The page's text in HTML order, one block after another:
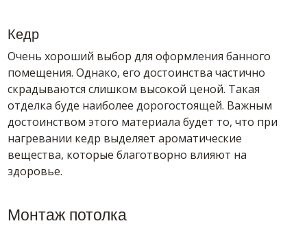
Кедр
Очень хороший выбор для оформления банного
помещения. Однако, его достоинства частично
скрадываются слишком высокой ценой. Такая
отделка буде наиболее дорогостоящей. Важным
достоинством этого материала будет то, что при
нагревании кедр выделяет ароматические
вещества, которые благотворно влияют на
здоровье.
Монтаж потолка